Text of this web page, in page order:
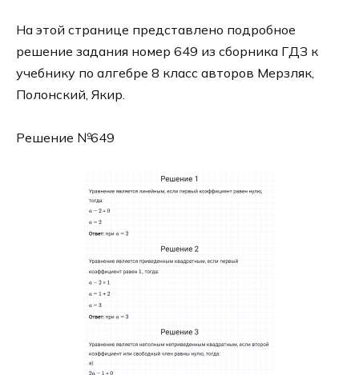
На этой странице представлено подробное
решение задания номер 649 из сборника ГДЗ к
учебнику по алгебре 8 класс авторов Мерзляк,
Полонский, Якир.
Решение №649